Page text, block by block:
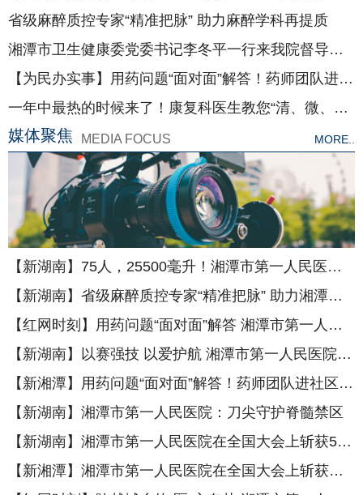
省级麻醉质控专家“精准把脉” 助力麻醉学科再提质
湘潭市卫生健康委党委书记李冬平一行来我院督导安全生产工作
【为民办实事】用药问题“面对面”解答！药师团队进社区守护银龄用药安全
一年中最热的时候来了！康复科医生教您“清、微、静”安稳度夏
媒体聚焦 MEDIA FOCUS MORE..
【新湖南】75人，25500毫升！湘潭市第一人民医院用热血为生命续航
【新湖南】省级麻醉质控专家“精准把脉” 助力湘潭市第一人民医院麻醉学科再提质
【红网时刻】用药问题“面对面”解答 湘潭市第一人民医院走进社区守护银龄用药安全
【新湖南】以赛强技 以爱护航 湘潭市第一人民医院举行首届医疗护理员技能大赛
【新湘潭】用药问题“面对面”解答！药师团队进社区守护银龄用药安全
【新湖南】湘潭市第一人民医院：刀尖守护脊髓禁区
【新湖南】湘潭市第一人民医院在全国大会上斩获5项荣誉
【新湘潭】湘潭市第一人民医院在全国大会上斩获五项荣誉